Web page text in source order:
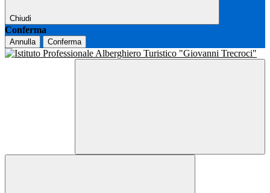
Chiudi
Conferma
Annulla Conferma